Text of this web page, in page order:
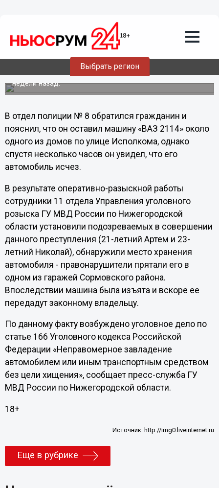
Выбрать регион
Нижегородские оперативники
задержали угонщиков
Преступление было совершено на территории
Сормовского района города Нижнего Новгорода более
недели назад.
В отдел полиции № 8 обратился гражданин и
пояснил, что он оставил машину «ВАЗ 2114» около
одного из домов по улице Исполкома, однако
спустя несколько часов он увидел, что его
автомобиль исчез.
В результате оперативно-разыскной работы
сотрудники 11 отдела Управления уголовного
розыска ГУ МВД России по Нижегородской
области установили подозреваемых в совершении
данного преступления (21-летний Артем и 23-
летний Николай), обнаружили место хранения
автомобиля - правонарушители прятали его в
одном из гаражей Сормовского района.
Впоследствии машина была изъята и вскоре ее
передадут законному владельцу.
По данному факту возбуждено уголовное дело по
статье 166 Уголовного кодекса Российской
Федерации «Неправомерное завладение
автомобилем или иным транспортным средством
без цели хищения», сообщает пресс-служба ГУ
МВД России по Нижегородской области.
18+
Источник: http://img0.liveinternet.ru
Еще в рубрике